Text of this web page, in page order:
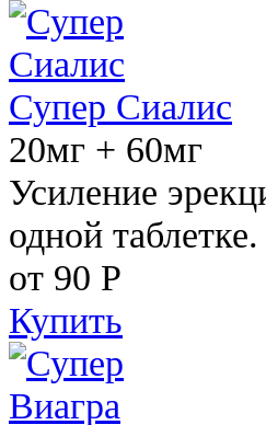
Супер Сиалис
20мг + 60мг
Усиление
одной таблетке.
от 90 Р
Купить